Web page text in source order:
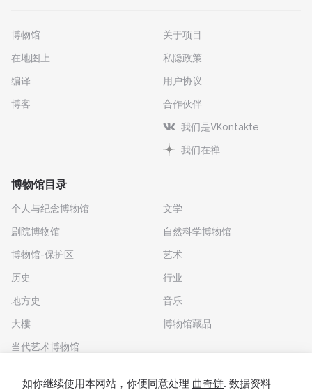
博物馆
在地图上
编译
博客
关于项目
私隐政策
用户协议
合作伙伴
我们是VKontakte
我们在禅
博物馆目录
个人与纪念博物馆
剧院博物馆
博物馆-保护区
历史
地方史
大樓
当代艺术博物馆
文学
自然科学博物馆
艺术
行业
音乐
博物馆藏品
如你继续使用本网站，你便同意处理 曲奇饼. 数据资料